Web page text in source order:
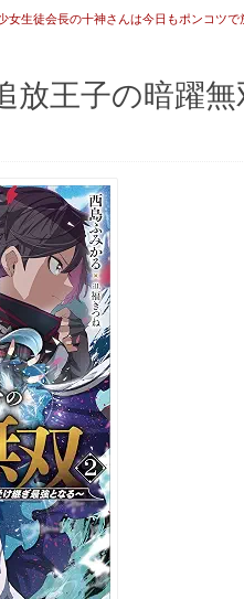
女生徒会長の十神さんは今日もポンコツで
放王子の暗躍無